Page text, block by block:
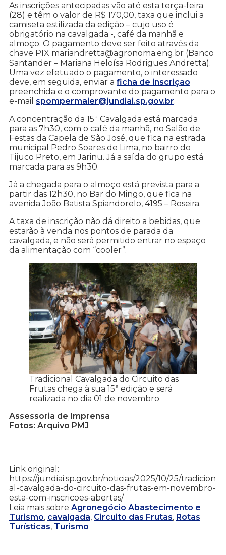
As inscrições antecipadas vão até esta terça-feira
(28) e têm o valor de R$ 170,00, taxa que inclui a
camiseta estilizada da edição – cujo uso é
obrigatório na cavalgada -, café da manhã e
almoço. O pagamento deve ser feito através da
chave PIX mariandretta@agronoma.eng.br (Banco
Santander – Mariana Heloísa Rodrigues Andretta).
Uma vez efetuado o pagamento, o interessado
deve, em seguida, enviar a ficha de inscrição
preenchida e o comprovante do pagamento para o
e-mail spompermaier@jundiai.sp.gov.br.
A concentração da 15ª Cavalgada está marcada
para as 7h30, com o café da manhã, no Salão de
Festas da Capela de São José, que fica na estrada
municipal Pedro Soares de Lima, no bairro do
Tijuco Preto, em Jarinu. Já a saída do grupo está
marcada para as 9h30.
Já a chegada para o almoço está prevista para a
partir das 12h30, no Bar do Mingo, que fica na
avenida João Batista Spiandorelo, 4195 – Roseira.
A taxa de inscrição não dá direito a bebidas, que
estarão à venda nos pontos de parada da
cavalgada, e não será permitido entrar no espaço
da alimentação com “cooler”.
Tradicional Cavalgada do Circuito das
Frutas chega à sua 15ª edição e será
realizada no dia 01 de novembro
Assessoria de Imprensa
Fotos: Arquivo PMJ
Link original:
https://jundiai.sp.gov.br/noticias/2025/10/25/tradicion
al-cavalgada-do-circuito-das-frutas-em-novembro-
esta-com-inscricoes-abertas/
Leia mais sobre Agronegócio Abastecimento e
Turismo, cavalgada, Circuito das Frutas, Rotas
Turísticas, Turismo